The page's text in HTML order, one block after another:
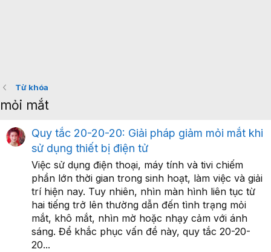
Từ khóa
mỏi mắt
Quy tắc 20-20-20: Giải pháp giảm mỏi mắt khi
sử dụng thiết bị điện tử
Việc sử dụng điện thoại, máy tính và tivi chiếm
phần lớn thời gian trong sinh hoạt, làm việc và giải
trí hiện nay. Tuy nhiên, nhìn màn hình liên tục từ
hai tiếng trở lên thường dẫn đến tình trạng mỏi
mắt, khô mắt, nhìn mờ hoặc nhạy cảm với ánh
sáng. Để khắc phục vấn đề này, quy tắc 20-20-
20...